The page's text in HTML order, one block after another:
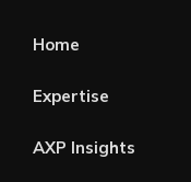
Home
Expertise
AXP Insights